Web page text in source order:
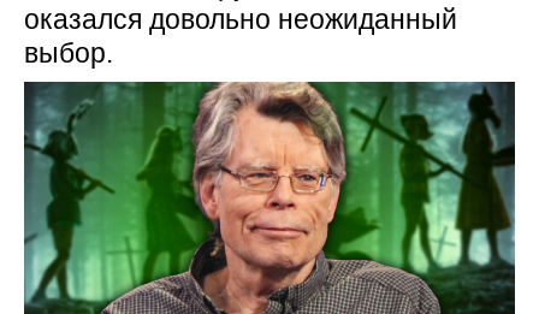
оказался довольно неожиданный
выбор.